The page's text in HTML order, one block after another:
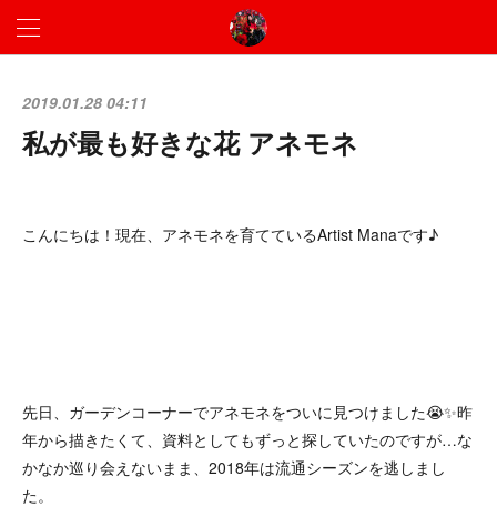
2019.01.28 04:11
私が最も好きな花 アネモネ
こんにちは！現在、アネモネを育てているArtist Manaです♪
先日、ガーデンコーナーでアネモネをついに見つけました😭✨昨
年から描きたくて、資料としてもずっと探していたのですが…な
かなか巡り会えないまま、2018年は流通シーズンを逃しまし
た。